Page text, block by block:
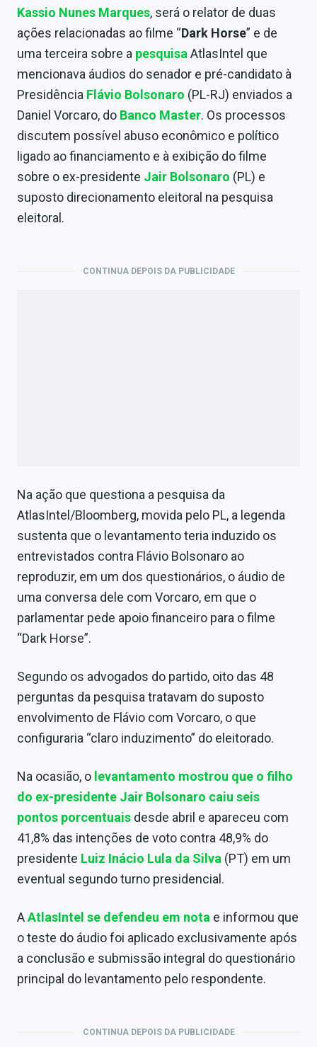
Economia
Empresas
Política
Colunas
Especiais
Internacional
Marketing
Kassio Nunes Marques, será o relator de duas
ações relacionadas ao filme “Dark Horse” e de
uma terceira sobre a pesquisaAtlasIntel que
mencionava áudios do senador e pré-candidato à
Presidência Flávio Bolsonaro (PL-RJ) enviados a
Daniel Vorcaro, do Banco Master. Os processos
discutem possível abuso econômico e político
ligado ao financiamento e à exibição do filme
sobre o ex-presidente Jair Bolsonaro (PL) e
suposto direcionamento eleitoral na pesquisa
eleitoral.
CONTINUA DEPOIS DA PUBLICIDADE
Na ação que questiona a pesquisa da
AtlasIntel/Bloomberg, movida pelo PL, a legenda
sustenta que o levantamento teria induzido os
entrevistados contra Flávio Bolsonaro ao
reproduzir, em um dos questionários, o áudio de
uma conversa dele com Vorcaro, em que o
parlamentar pede apoio financeiro para o filme
“Dark Horse”.
Segundo os advogados do partido, oito das 48
perguntas da pesquisa tratavam do suposto
envolvimento de Flávio com Vorcaro, o que
configuraria “claro induzimento” do eleitorado.
Na ocasião, o levantamento mostrou que o filho
do ex-presidente Jair Bolsonaro caiu seis
pontos porcentuais desde abril e apareceu com
41,8% das intenções de voto contra 48,9% do
presidente Luiz Inácio Lula da Silva (PT) em um
eventual segundo turno presidencial.
AAtlasIntel se defendeu em nota e informou que
o teste do áudio foi aplicado exclusivamente após
a conclusão e submissão integral do questionário
principal do levantamento pelo respondente.
CONTINUA DEPOIS DA PUBLICIDADE